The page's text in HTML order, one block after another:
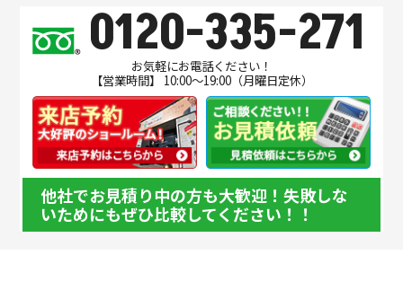
0120-335-271
お気軽にお電話ください！
【営業時間】 10:00～19:00（月曜日定休）
他社でお見積り中の方も大歓迎！失敗しな
いためにもぜひ比較してください！！